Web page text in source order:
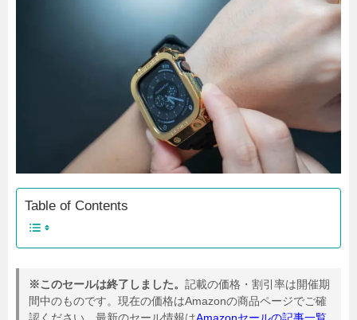
Table of Contents
※このセールは終了しました。 記載の価格・割引率は開催期
間中のものです。現在の価格はAmazonの商品ページでご確
認ください。最新のセール情報はAmazonセールの記事一覧